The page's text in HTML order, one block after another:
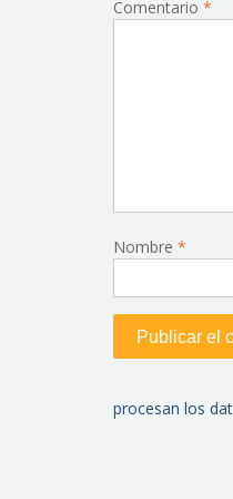
Comentario *
Nombre *
procesan los